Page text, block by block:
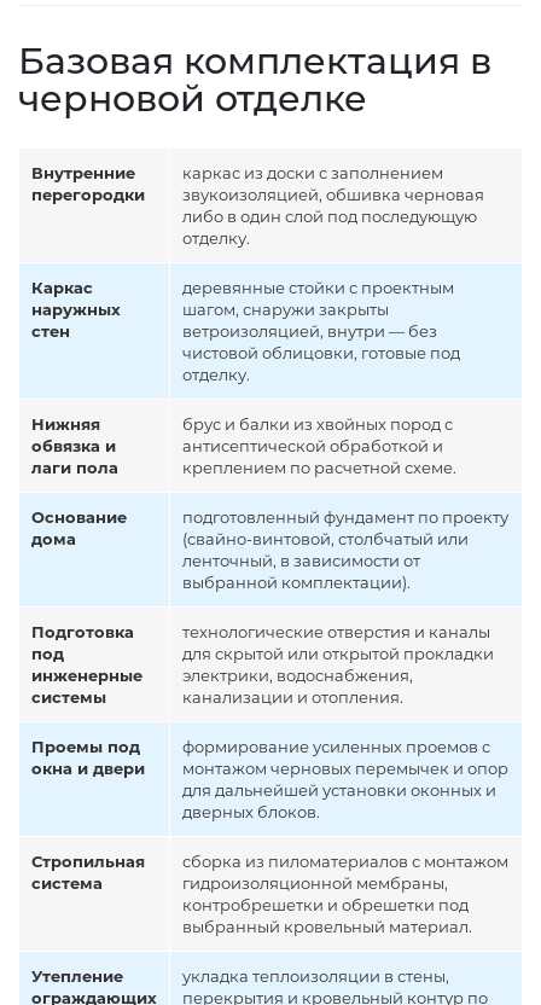
Базовая комплектация в
черновой отделке
Внутренние
перегородки
каркас из доски с заполнением
звукоизоляцией, обшивка черновая
либо в один слой под последующую
отделку.
Каркас
наружных
стен
деревянные стойки с проектным
шагом, снаружи закрыты
ветроизоляцией, внутри — без
чистовой облицовки, готовые под
отделку.
Нижняя
обвязка и
лаги пола
брус и балки из хвойных пород с
антисептической обработкой и
креплением по расчетной схеме.
Основание
дома
подготовленный фундамент по проекту
(свайно-винтовой, столбчатый или
ленточный, в зависимости от
выбранной комплектации).
Подготовка
под
инженерные
системы
технологические отверстия и каналы
для скрытой или открытой прокладки
электрики, водоснабжения,
канализации и отопления.
Проемы под
окна и двери
формирование усиленных проемов с
монтажом черновых перемычек и опор
для дальнейшей установки оконных и
дверных блоков.
Стропильная
система
сборка из пиломатериалов с монтажом
гидроизоляционной мембраны,
контробрешетки и обрешетки под
выбранный кровельный материал.
Утепление
ограждающих
укладка теплоизоляции в стены,
перекрытия и кровельный контур по